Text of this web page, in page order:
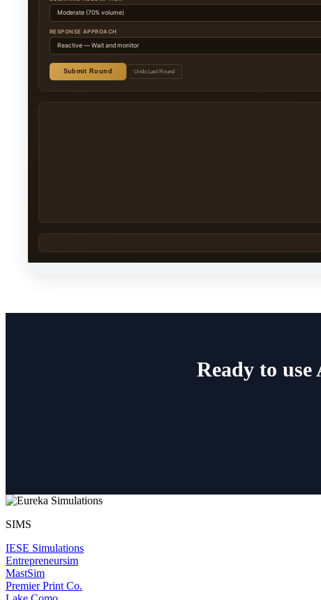
Ready to
SIMS
IESE Simulations
Entrepreneursim
MastSim
Premier Print Co.